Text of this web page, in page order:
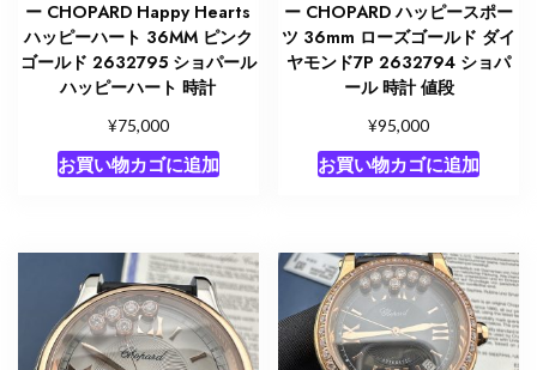
ー CHOPARD Happy Hearts
ハッピーハート 36MM ピンク
ゴールド 2632795 ショパール
ハッピーハート 時計
¥75,000
お買い物カゴに追加
ー CHOPARD ハッピースポー
ツ 36mm ローズゴールド ダイ
ヤモンド7P 2632794 ショパ
ール 時計 値段
¥95,000
お買い物カゴに追加